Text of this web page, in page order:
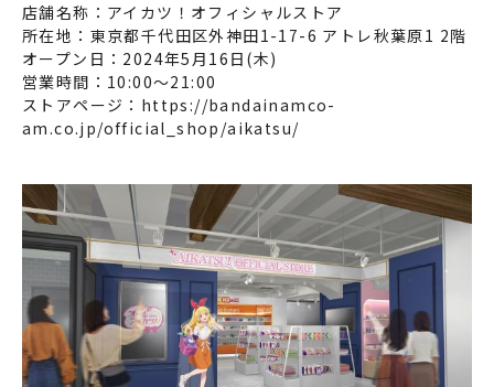
店舗名称：アイカツ！オフィシャルストア
所在地：東京都千代田区外神田1-17-6 アトレ秋葉原1 2階
オープン日：2024年5月16日(木)
営業時間：10:00～21:00
ストアページ： https://bandainamco-
am.co.jp/official_shop/aikatsu/